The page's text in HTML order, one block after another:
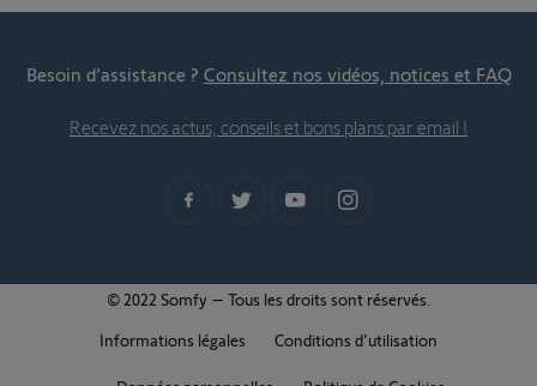
Besoin d’assistance ? Consultez nos vidéos, notices et FAQ
Recevez nos actus, conseils et bons plans par email !
© 2022 Somfy – Tous les droits sont réservés.
Informations légales
Conditions d'utilisation